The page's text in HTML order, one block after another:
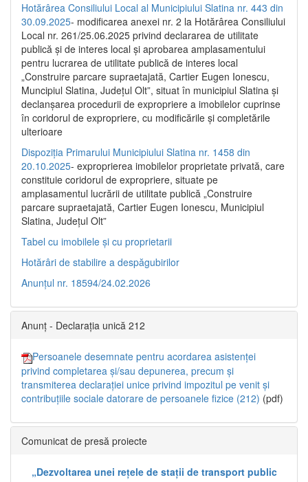
Hotărârea Consiliului Local al Municipiului Slatina nr. 443 din
30.09.2025- modificarea anexei nr. 2 la Hotărârea Consiliului
Local nr. 261/25.06.2025 privind declararea de utilitate
publică şi de interes local şi aprobarea amplasamentului
pentru lucrarea de utilitate publică de interes local
„Construire parcare supraetajată, Cartier Eugen Ionescu,
Muncipiul Slatina, Judeţul Olt”, situat în municipiul Slatina şi
declanşarea procedurii de expropriere a imobilelor cuprinse
în coridorul de expropriere, cu modificările şi completările
ulterioare
Dispoziția Primarului Municipiului Slatina nr. 1458 din
20.10.2025- exproprierea imobilelor proprietate privată, care
constituie coridorul de expropriere, situate pe
amplasamentul lucrării de utilitate publică „Construire
parcare supraetajată, Cartier Eugen Ionescu, Municipiul
Slatina, Județul Olt”
Tabel cu imobilele și cu proprietarii
Hotărâri de stabilire a despăgubirilor
Anunțul nr. 18594/24.02.2026
Anunț - Declarația unică 212
Persoanele desemnate pentru acordarea asistenței
privind completarea și/sau depunerea, precum și
transmiterea declarației unice privind impozitul pe venit și
contribuțiile sociale datorare de persoanele fizice (212) (pdf)
Comunicat de presă proiecte
„Dezvoltarea unei rețele de stații de transport public